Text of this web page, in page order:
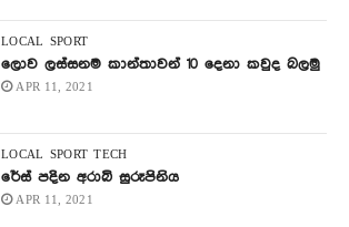
LOCAL SPORT
ලොව ලස්සනම කාන්තාවන් 10 දෙනා කවුද බලමු
APR 11, 2021
LOCAL SPORT TECH
රේස් පදින අරාබි සුරූපිනිය
APR 11, 2021